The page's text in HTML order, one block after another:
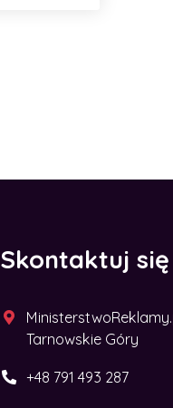
Skontaktuj
Tarnowskie Góry
+48 791 493 287